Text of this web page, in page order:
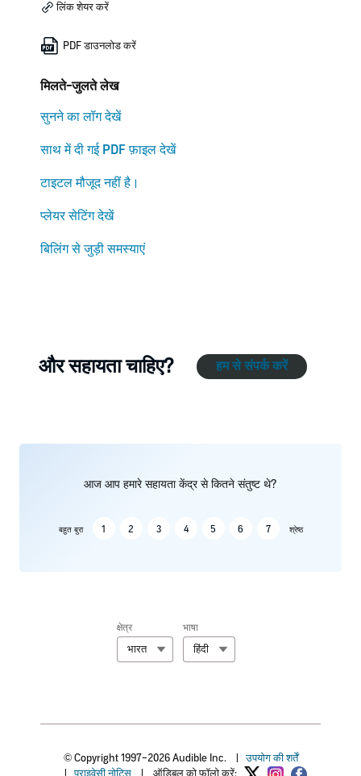
लिंक शेयर करें
PDF डाउनलोड करें
मिलते-जुलते लेख
सुनने का लॉग देखें
साथ में दी गई PDF फ़ाइल देखें
टाइटल मौजूद नहीं है।
प्लेयर सेटिंग देखें
बिलिंग से जुड़ी समस्याएं
और सहायता चाहिए? हम से संपर्क करें
आज आप हमारे सहायता केंद्र से कितने संतुष्ट थे?
बहुत बुरा 1 2 3 4 5 6 7 श्रेष्ठ
क्षेत्र
भारत
भाषा
हिंदी
© Copyright 1997–2026 Audible Inc.|
उपयोग की शर्तें
प्राइवेसी नोटिस| ऑडिबल को फॉलो करें: